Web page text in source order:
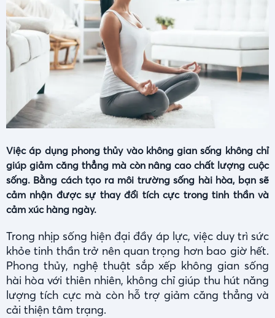
Việc áp dụng phong thủy vào không gian sống không chỉ
giúp giảm căng thẳng mà còn nâng cao chất lượng cuộc
sống. Bằng cách tạo ra môi trường sống hài hòa, bạn sẽ
cảm nhận được sự thay đổi tích cực trong tinh thần và
cảm xúc hàng ngày.
Trong nhịp sống hiện đại đầy áp lực, việc duy trì sức
khỏe tinh thần trở nên quan trọng hơn bao giờ hết.
Phong thủy, nghệ thuật sắp xếp không gian sống
hài hòa với thiên nhiên, không chỉ giúp thu hút năng
lượng tích cực mà còn hỗ trợ giảm căng thẳng và
cải thiện tâm trạng.